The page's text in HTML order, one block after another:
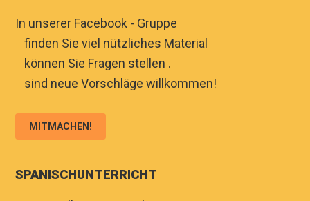
In unserer Facebook - Gruppe
♦finden Sie viel nützliches Material
können Sie Fragen stellen .
sind neue Vorschläge willkommen!
MITMACHEN!
SPANISCHUNTERRICHT